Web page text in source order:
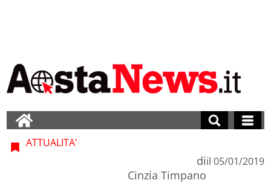
ATTUALITA'
di
Cinzia Timpano
il 05/01/2019